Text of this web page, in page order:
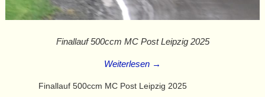
Finallauf 500ccm MC Post Leipzig 2025
Weiterlesen →
Finallauf 500ccm MC Post Leipzig 2025